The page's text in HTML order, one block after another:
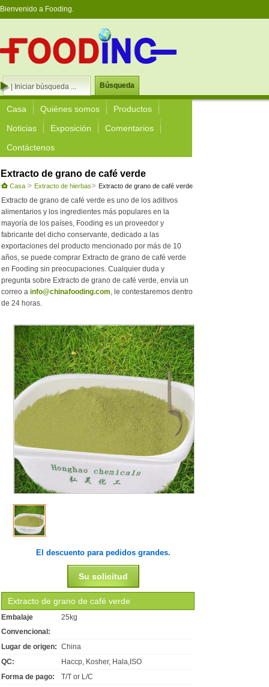
Bienvenido a Fooding.
Búsqueda
Casa Quiénes somos
Productos
Noticias
Exposición
Comentarios
Contáctenos
Extracto de grano de café verde
Casa Extracto de hierbas Extracto de grano de café verde
Extracto de grano de café verde es uno de los aditivos
alimentarios y los ingredientes más populares en la
mayoría de los países, Fooding es un proveedor y
fabricante del dicho conservante, dedicado a las
exportaciones del producto mencionado por más de 10
años, se puede comprar Extracto de grano de café verde
en Fooding sin preocupaciones. Cualquier duda y
pregunta sobre Extracto de grano de café verde, envía un
correo a info@chinafooding.com, le contestaremos dentro
de 24 horas.
El descuento para pedidos grandes.
Su solicitud
Extracto de grano de café verde
Embalaje
Convencional:
25kg
Lugar de origen: China
QC:
Haccp, Kosher, Hala,ISO
Forma de pago:
T/T or L/C